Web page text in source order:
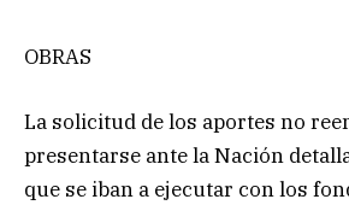
OBRAS
La solicitud de los aportes no
presentarse ante la Nación
que se iban a ejecutar con los